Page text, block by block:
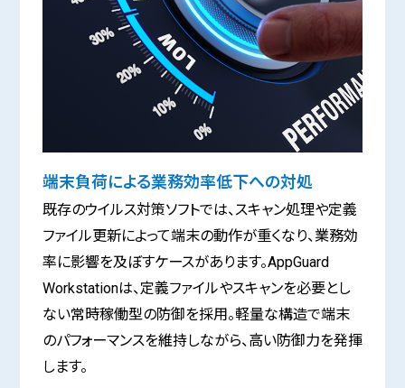
端末負荷による業務効率低下への対処
既存のウイルス対策ソフトでは、スキャン処理や定義
ファイル更新によって端末の動作が重くなり、業務効
率に影響を及ぼすケースがあります。AppGuard
Workstationは、定義ファイルやスキャンを必要とし
ない常時稼働型の防御を採用。軽量な構造で端末
のパフォーマンスを維持しながら、高い防御力を発揮
します。